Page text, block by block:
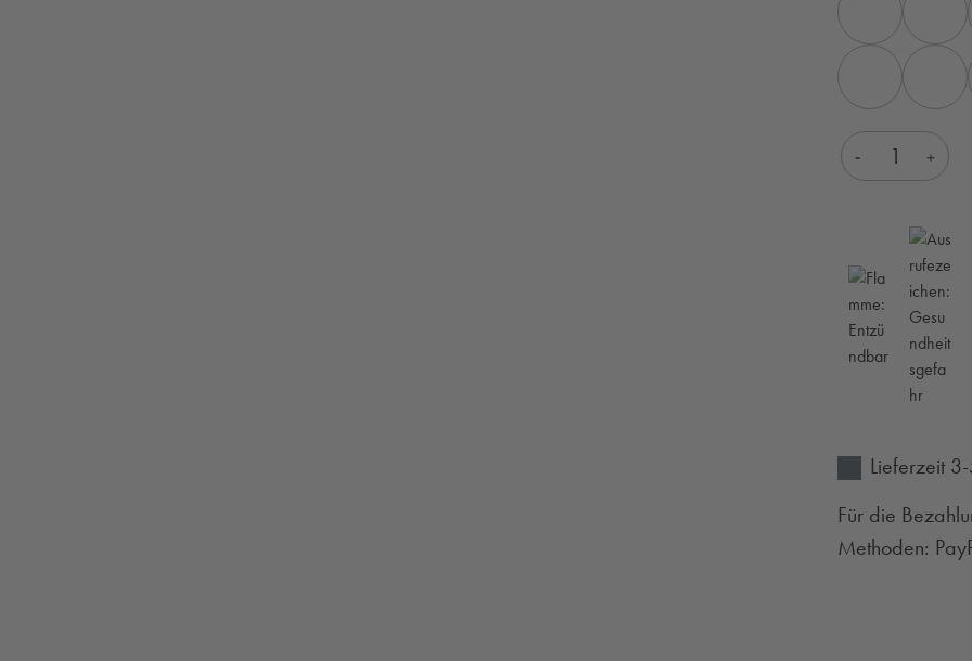
GRAPEFRUIT
MELISSE PAPAYA
Produkt
Lieferzeit
Für die
Methoden: